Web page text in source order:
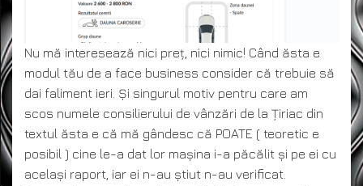
Nu mă interesează nici preț, nici nimic! Când ăsta e
modul tău de a face business consider că trebuie să
dai faliment ieri. Și singurul motiv pentru care am
scos numele consilierului de vânzări de la Țiriac din
textul ăsta e că mă gândesc că POATE ( teoretic e
posibil ) cine le-a dat lor mașina i-a păcălit și pe ei cu
același raport, iar ei n-au știut n-au verificat.